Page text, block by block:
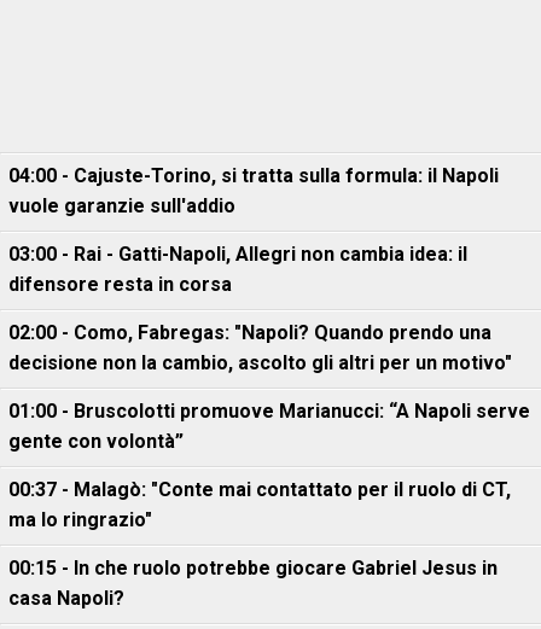
04:00 - Cajuste-Torino, si tratta sulla formula: il Napoli
vuole garanzie sull'addio
03:00 - Rai - Gatti-Napoli, Allegri non cambia idea: il
difensore resta in corsa
02:00 - Como, Fabregas: "Napoli? Quando prendo una
decisione non la cambio, ascolto gli altri per un motivo"
01:00 - Bruscolotti promuove Marianucci: “A Napoli serve
gente con volontà”
00:37 - Malagò: "Conte mai contattato per il ruolo di CT,
ma lo ringrazio"
00:15 - In che ruolo potrebbe giocare Gabriel Jesus in
casa Napoli?